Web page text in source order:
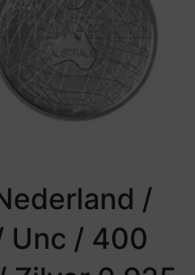
/
Unc / 400